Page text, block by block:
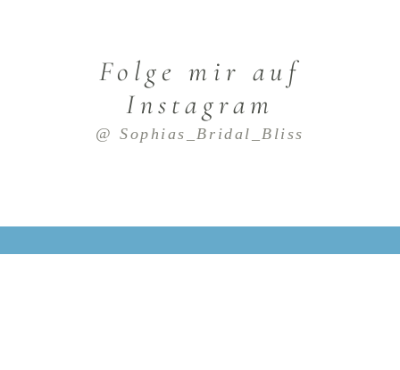
Folge mir auf
Instagram
@ Sophias_Bridal_Bliss